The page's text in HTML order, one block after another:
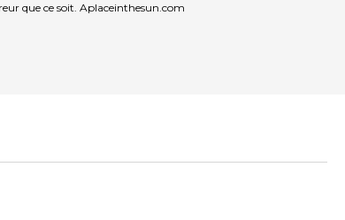
que ce soit. Aplaceinthesun.com